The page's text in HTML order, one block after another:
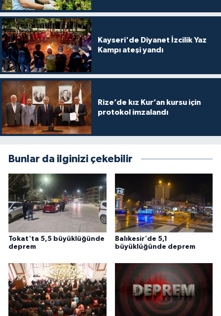
Kayseri'de Diyanet İzcilik Yaz
Kampı ateşi yandı
Rize’de kız Kur’an kursu için
protokol imzalandı
Bunlar da ilginizi çekebilir
Tokat'ta 5,5 büyüklüğünde
deprem
Balıkesir'de 5,1
büyüklüğünde deprem
İstanbul Müftülüğü
İzmir Müftülüğü
Kahramanmaraş Müftülüğü
Karabük Müftülüğü
Karaman Müftülüğü
Kars Müftülüğü
Kastamonu Müftülüğü
Kayseri Müftülüğü
Kilis Müftülüğü
Kırıkkale Müftülüğü
Kırşehir Müftülüğü
Kocaeli Müftülüğü